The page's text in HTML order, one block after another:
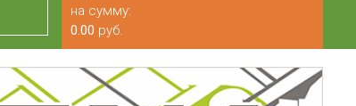
на сумму:
0.00 руб.